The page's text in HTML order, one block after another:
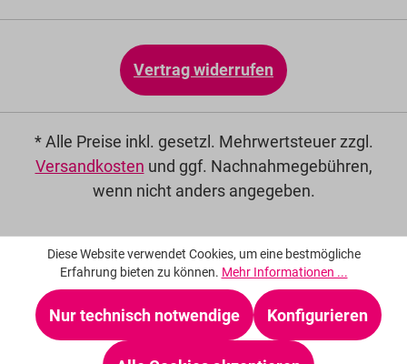
Vertrag widerrufen
* Alle Preise inkl. gesetzl. Mehrwertsteuer zzgl.
Versandkosten und ggf. Nachnahmegebühren,
wenn nicht anders angegeben.
Diese Website verwendet Cookies, um eine bestmögliche
Erfahrung bieten zu können. Mehr Informationen ...
Nur technisch notwendige Konfigurieren